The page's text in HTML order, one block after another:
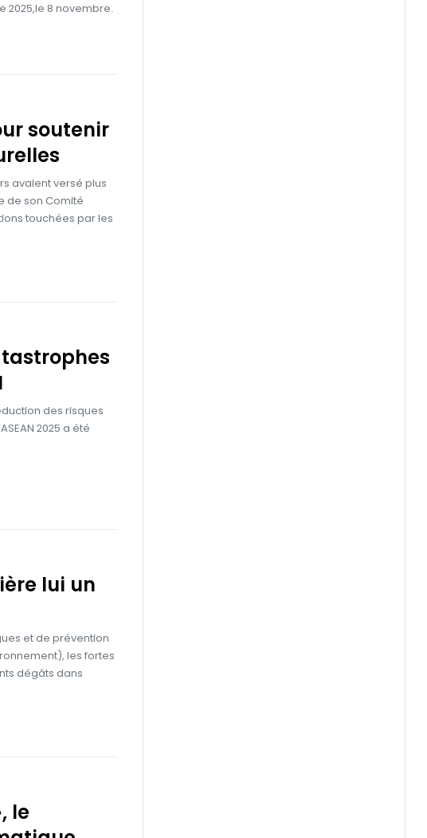
2025,le 8 novembre.
soutenir
avaient versé plus
de son Comité
touchées par les
des risques
2025 a été
lui un
et de prévention
les fortes
dégâts dans
le